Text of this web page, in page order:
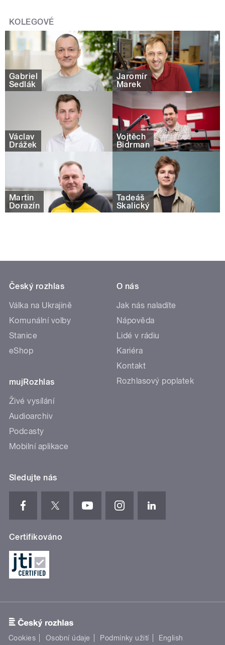
KOLEGOVÉ
Gabriel
Sedlák
Jaromír
Marek
Václav
Drážek
Vojtěch
Bidrman
Martin
Dorazín
Tadeáš
Skalický
Český rozhlas
Válka na Ukrajině
Komunální volby
Stanice
eShop
mujRozhlas
Živé vysílání
Audioarchiv
Podcasty
Mobilní aplikace
O nás
Jak nás naladíte
Nápověda
Lidé v rádiu
Kariéra
Kontakt
Rozhlasový poplatek
Sledujte nás
Certifikováno
Cookies Osobní údaje Podmínky užití English